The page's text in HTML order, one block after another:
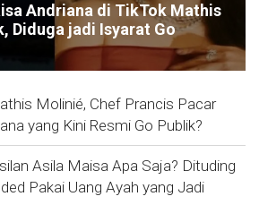
Andriana di TikTok Mathis
Diduga jadi Isyarat Go
Molinié, Chef Prancis Pacar
yang Kini Resmi Go Publik?
Asila Maisa Apa Saja? Dituding
Pakai Uang Ayah yang Jadi